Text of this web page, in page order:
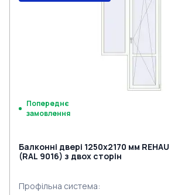
Попереднє
замовлення
Балконні двері 1250x2170 мм
(RAL 9016) з двох сторін
Профільна система: